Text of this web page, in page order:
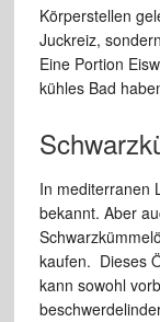
Körperstellen
Juckreiz,
Eine Portion
kühles Bad
In mediterranen
bekannt. Aber
kaufen. Dieses
kann sowohl